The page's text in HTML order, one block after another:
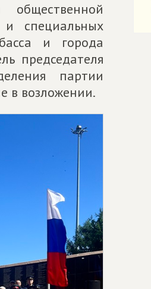
и специальных
и города
председателя
партии
в возложении.